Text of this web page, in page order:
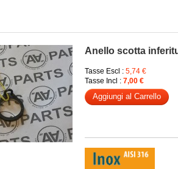
Anello scotta
Tasse Escl : 5,74 €
Tasse Incl : 7,00 €
Aggiungi al Carrello